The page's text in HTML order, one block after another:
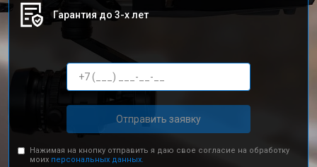
Гарантия до 3-х лет
Отправить заявку
Нажимая на кнопку отправить я даю свое согласие на обработку
моих персональных данных.